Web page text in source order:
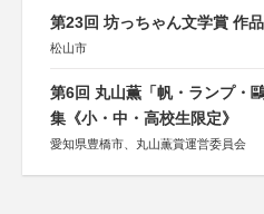
第23回 坊っちゃん文学賞 作
松山市
第6回 丸山薫「帆・ランプ・
集《小・中・高校生限定》
愛知県豊橋市、丸山薫賞運営委員会